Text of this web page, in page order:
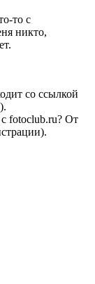
то с
никто,
со ссылкой
fotoclub.ru? От